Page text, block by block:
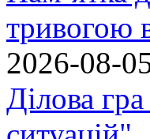
тривогою
2026-08-
Ділова